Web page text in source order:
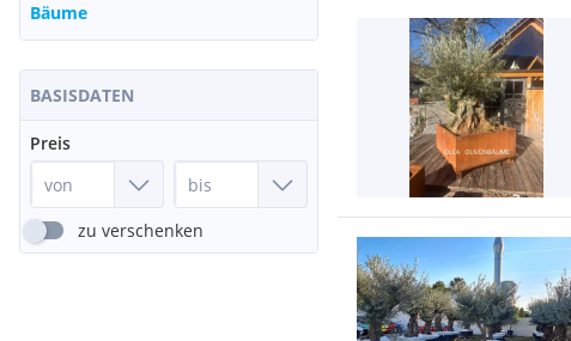
Bäume
BASISDATEN
Preis
zu verschenken